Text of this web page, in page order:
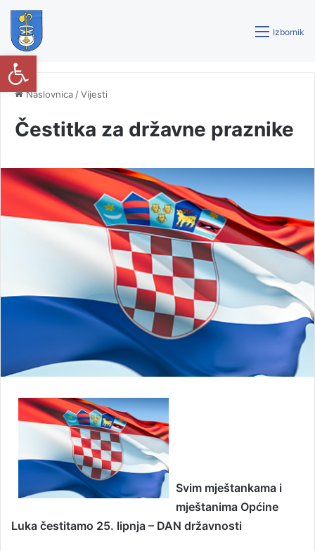
Izbornik
Naslovnica /Vijesti
Čestitka za državne praznike
Svim mještankama i
mještanima Općine
Luka čestitamo 25. lipnja – DAN državnosti
Open toolbar